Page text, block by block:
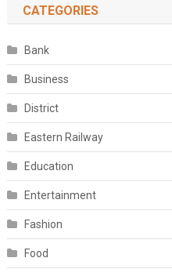
CATEGORIES
Bank
Business
District
Eastern Railway
Education
Entertainment
Fashion
Food